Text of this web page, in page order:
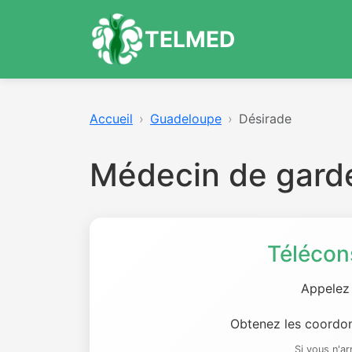
TELMED
Accueil Guadeloupe Désirade
Médecin de
Obtenez les
Si vous